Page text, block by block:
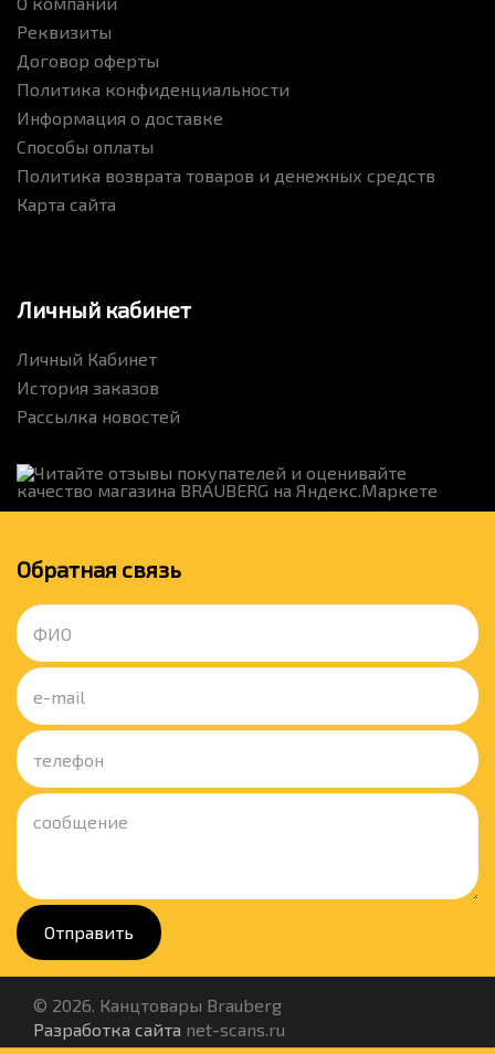
Реквизиты
Договор оферты
Политика конфиденциальности
Информация о доставке
Способы оплаты
Политика возврата товаров и денежных средств
Карта сайта
Личный кабинет
Личный Кабинет
История заказов
Рассылка новостей
Обратная связь
Отправить
© 2026. Канцтовары Brauberg
Разработка сайта net-scans.ru